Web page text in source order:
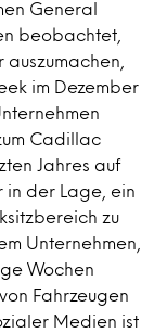
General
beobachtet,
im Dezember
Cadillac
Jahres auf
der Lage, ein
zu
Unternehmen,
Wochen
Fahrzeugen
Medien ist